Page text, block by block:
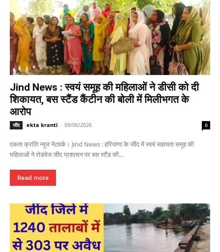
Jind News : स्वयं समूह की महिलाओं ने डीसी को दी
शिकायत, बस स्टैंड कैंटीन की बोली में मिलीभगत के
आरोप
जींद ekta kranti - 09/06/2026 0
एकता क्रांति न्यूज नेटवर्क। Jind News : हरियाणा के जींद में स्वयं सहायता समूह की
महिलाओं ने रोडवेज जींद प्रशासन पर बस स्टैंड की...
Read more